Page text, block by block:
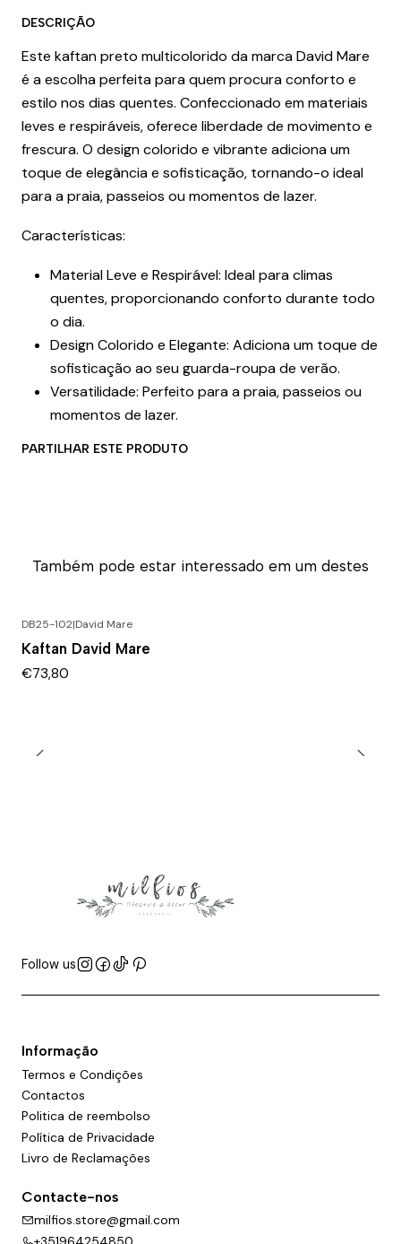
DESCRIÇÃO
Este kaftan preto multicolorido da marca David Mare
é a escolha perfeita para quem procura conforto e
estilo nos dias quentes. Confeccionado em materiais
leves e respiráveis, oferece liberdade de movimento e
frescura. O design colorido e vibrante adiciona um
toque de elegância e sofisticação, tornando-o ideal
para a praia, passeios ou momentos de lazer.
Características:
Material Leve e Respirável: Ideal para climas
quentes, proporcionando conforto durante todo
o dia.
Design Colorido e Elegante: Adiciona um toque de
sofisticação ao seu guarda-roupa de verão.
Versatilidade: Perfeito para a praia, passeios ou
momentos de lazer.
PARTILHAR ESTE PRODUTO
Também pode estar interessado em um destes
DB25-102|David Mare
Kaftan David Mare
€73,80
Follow us
Informação
Termos e Condições
Contactos
Politica de reembolso
Política de Privacidade
Livro de Reclamações
Contacte-nos
milfios.store@gmail.com